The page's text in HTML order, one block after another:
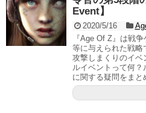
Event】
2020/5/16
『Age Of Z』は戦
等に与えられた戦略
攻撃しまくりのイベ
ルイベントって何
に関する疑問をまと